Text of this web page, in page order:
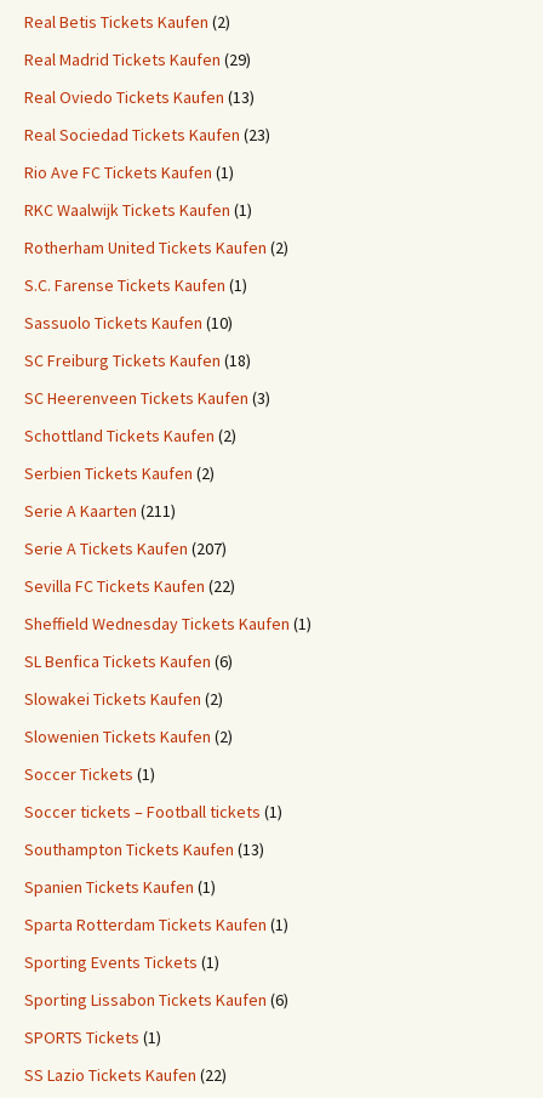
Real Betis Tickets Kaufen (2)
Real Madrid Tickets Kaufen (29)
Real Oviedo Tickets Kaufen (13)
Real Sociedad Tickets Kaufen (23)
Rio Ave FC Tickets Kaufen (1)
RKC Waalwijk Tickets Kaufen (1)
Rotherham United Tickets Kaufen (2)
S.C. Farense Tickets Kaufen (1)
Sassuolo Tickets Kaufen (10)
SC Freiburg Tickets Kaufen (18)
SC Heerenveen Tickets Kaufen (3)
Schottland Tickets Kaufen (2)
Serbien Tickets Kaufen (2)
Serie A Kaarten (211)
Serie A Tickets Kaufen (207)
Sevilla FC Tickets Kaufen (22)
Sheffield Wednesday Tickets Kaufen (1)
SL Benfica Tickets Kaufen (6)
Slowakei Tickets Kaufen (2)
Slowenien Tickets Kaufen (2)
Soccer Tickets (1)
Soccer tickets – Football tickets (1)
Southampton Tickets Kaufen (13)
Spanien Tickets Kaufen (1)
Sparta Rotterdam Tickets Kaufen (1)
Sporting Events Tickets (1)
Sporting Lissabon Tickets Kaufen (6)
SPORTS Tickets (1)
SS Lazio Tickets Kaufen (22)